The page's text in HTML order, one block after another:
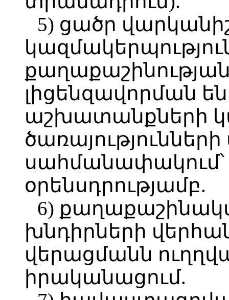
5) ցածր
լիցենզավորման
աշխատանքների
սահմանափակում՝
օրենսդրությամբ.
6)
խնդիրների
վերացմանն
իրականացում.